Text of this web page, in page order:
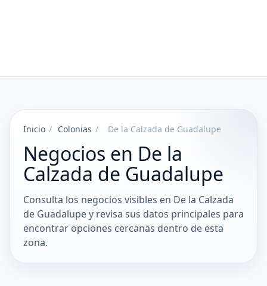
Inicio / Colonias / De la Calzada de Guadalupe
Negocios en De la
Calzada de Guadalupe
Consulta los negocios visibles en De la Calzada
de Guadalupe y revisa sus datos principales para
encontrar opciones cercanas dentro de esta
zona.